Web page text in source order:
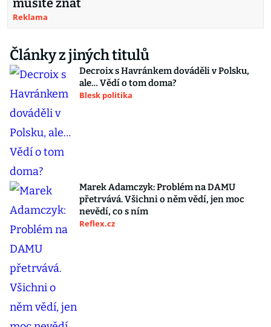
musíte znát
Reklama
Články z jiných titulů
Decroix s Havránkem dováděli v Polsku,
ale… Vědí o tom doma?
Blesk politika
Marek Adamczyk: Problém na DAMU
přetrvává. Všichni o něm vědí, jen moc
nevědí, co s ním
Reflex.cz